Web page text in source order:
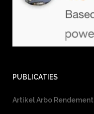
PUBLICATIES
Artikel Arbo Rendement